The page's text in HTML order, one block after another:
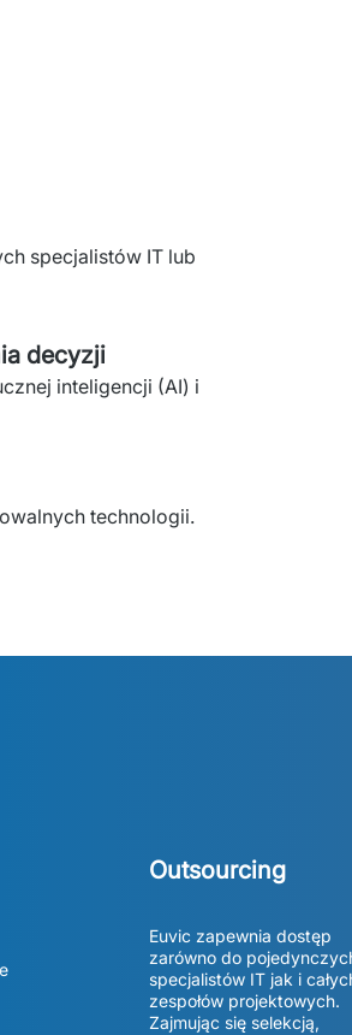
specjalistów IT lub
decyzji
inteligencji (AI) i
technologii.
Outsourcing
Euvic zapewnia dostęp
zarówno do
specjalistów IT jak i
zespołów projektowych.
Zajmując się selekcją,